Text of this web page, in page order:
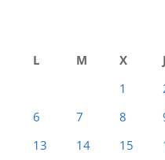
L
M X J
1
6
7 8
13
14 15